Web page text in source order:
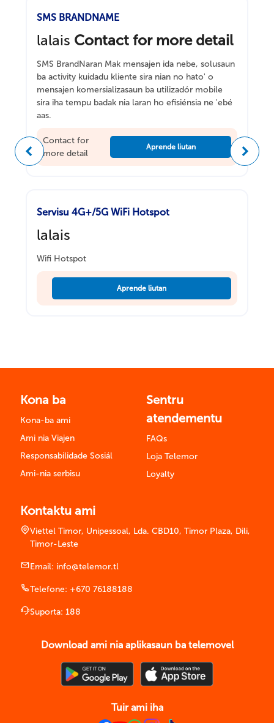
SMS BRANDNAME
lalais Contact for more detail
SMS BrandNaran Mak mensajen ida nebe, solusaun
ba activity kuidadu kliente sira nian no hato' o
mensajen komersializasaun ba utilizadór mobile
sira iha tempu badak nia laran ho efisiénsia ne 'ebé
aas.
Contact for
more detail
Aprende liutan
Servisu 4G+/5G WiFi Hotspot
lalais
Wifi Hotspot
Aprende liutan
Anteriór Tuir mai
Kona ba
Kona-ba ami
Ami nia Viajen
Responsabilidade Sosiál
Ami-nia serbisu
Sentru
atendementu
FAQs
Loja Telemor
Loyalty
Kontaktu ami
Viettel Timor, Unipessoal, Lda. CBD10, Timor Plaza, Dili,
Timor-Leste
Email: info@telemor.tl
Telefone: +670 76188188
Suporta: 188
Download ami nia aplikasaun ba telemovel
Tuir ami iha